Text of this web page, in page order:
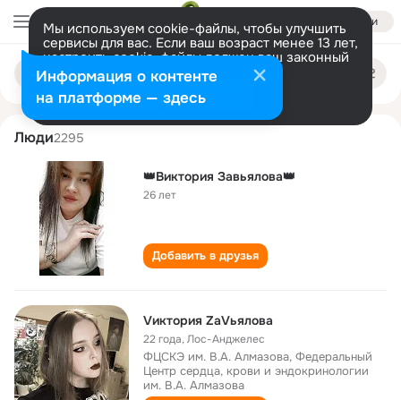
Войти
Мы используем cookie-файлы, чтобы улучшить
сервисы для вас. Если ваш возраст менее 13 лет,
настроить cookie-файлы должен ваш законный
представитель. Больше информации
Разрешить все Настроить
Поиск
людям
viktoriya zavyalova
Люди2295
👑Виктория Завьялова👑
26 лет
Добавить в друзья
Vиктория ZaVьялова
22 года,Лос-Анджелес
ФЦСКЭ им. В.А. Алмазова, Федеральный
Центр сердца, крови и эндокринологии
им. В.А. Алмазова
Информация о контенте
на платформе — здесь